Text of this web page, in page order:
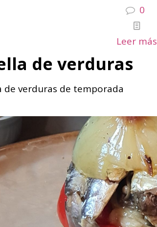
0
Leer más
de verduras
de verduras de temporada